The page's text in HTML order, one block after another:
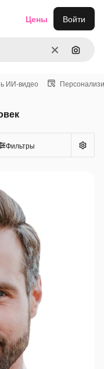
ОчиститьПоиск
Цены Войти
ИИ-видео
Фильтры